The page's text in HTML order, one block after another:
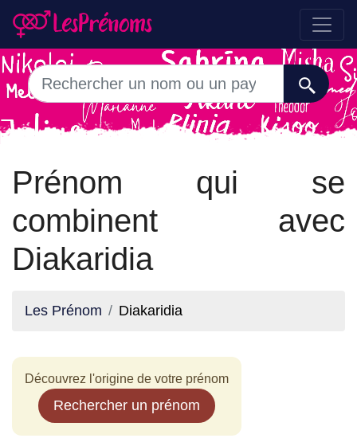
Prénom qui se
combinent avec
Diakaridia
Les Prénom Diakaridia
Découvrez l'origine de votre prénom
Rechercher un prénom